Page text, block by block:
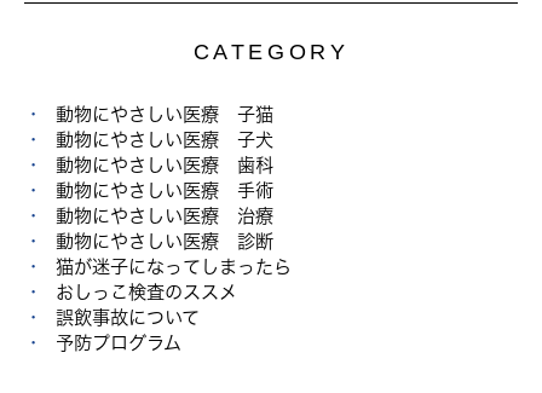
CATEGORY
動物にやさしい医療 子猫
動物にやさしい医療 子犬
動物にやさしい医療 歯科
動物にやさしい医療 手術
動物にやさしい医療 治療
動物にやさしい医療 診断
猫が迷子になってしまったら
おしっこ検査のススメ
誤飲事故について
予防プログラム